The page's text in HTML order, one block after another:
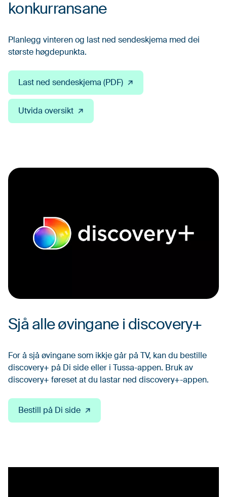
konkurransane
Planlegg vinteren og last ned sendeskjema med dei
største høgdepunkta.
Last ned sendeskjema (PDF)
Utvida oversikt
Sjå alle øvingane i discovery+
For å sjå øvingane som ikkje går på TV, kan du bestille
discovery+ på Di side eller i Tussa-appen. Bruk av
discovery+ føreset at du lastar ned discovery+-appen.
Bestill på Di side